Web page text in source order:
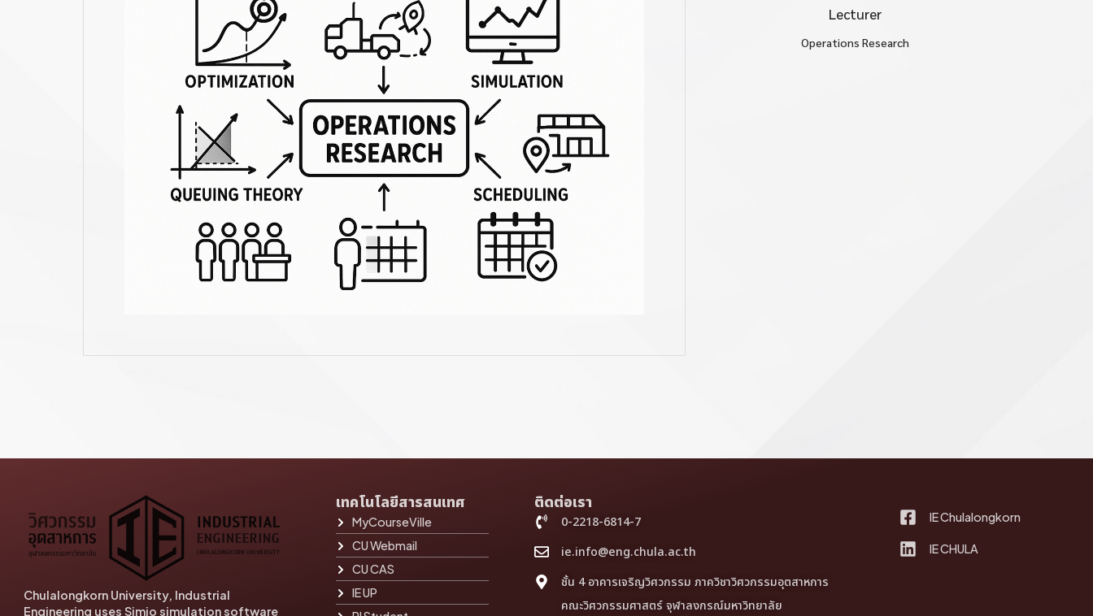
Lecturer
Operations Research
Chulalongkorn University, Industrial
Engineering uses Simio simulation software
เทคโนโลยีสารสนเทศ
MyCourseVille
CU Webmail
CU CAS
IE UP
ติดต่อเรา
0-2218-6814-7
ie.info@eng.chula.ac.th
ชั้น 4 อาคารเจริญวิศวกรรม ภาควิชาวิศวกรรมอุตสาหการ
คณะวิศวกรรมศาสตร์ จุฬาลงกรณ์มหาวิทยาลัย
IE Chulalongkorn
IE CHULA